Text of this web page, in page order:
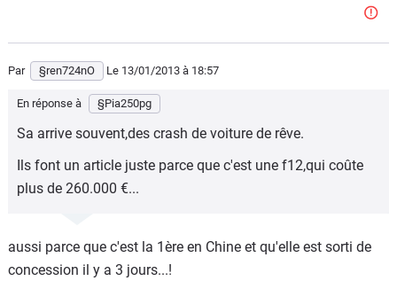
Par §ren724nO Le 13/01/2013 à 18:57
En réponse à §Pia250pg
Sa arrive souvent,des crash de voiture de rêve.
Ils font un article juste parce que c'est une f12,qui coûte
plus de 260.000 €...
aussi parce que c'est la 1ère en Chine et qu'elle est sorti de
concession il y a 3 jours...!